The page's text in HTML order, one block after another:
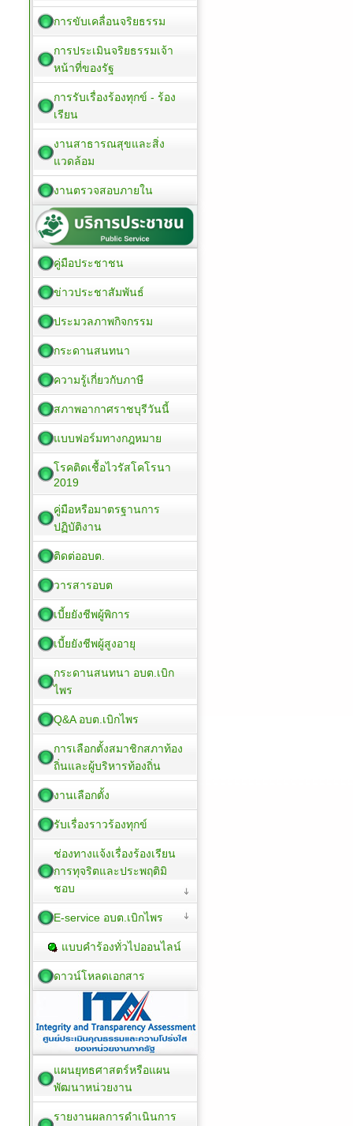
การขับเคลื่อนจริยธรรม
การประเมินจริยธรรมเจ้า
หน้าที่ของรัฐ
การรับเรื่องร้องทุกข์ - ร้อง
เรียน
งานสาธารณสุขและสิ่ง
แวดล้อม
งานตรวจสอบภายใน
คู่มือประชาชน
ข่าวประชาสัมพันธ์
ประมวลภาพกิจกรรม
กระดานสนทนา
ความรู้เกี่ยวกับภาษี
สภาพอากาศราชบุรีวันนี้
แบบฟอร์มทางกฎหมาย
โรคติดเชื้อไวรัสโคโรนา
2019
คู่มือหรือมาตรฐานการ
ปฏิบัติงาน
ติดต่ออบต.
วารสารอบต
เบี้ยยังชีพผู้พิการ
เบี้ยยังชีพผู้สูงอายุ
กระดานสนทนา อบต.เบิก
ไพร
Q&A อบต.เบิกไพร
การเลือกตั้งสมาชิกสภาท้อง
ถิ่นและผู้บริหารท้องถิ่น
งานเลือกตั้ง
รับเรื่องราวร้องทุกข์
ช่องทางแจ้งเรื่องร้องเรียน
การทุจริตและประพฤติมิ
ชอบ
E-service อบต.เบิกไพร
แบบคำร้องทั่วไปออนไลน์
ดาวน์โหลดเอกสาร
แผนยุทธศาสตร์หรือแผน
พัฒนาหน่วยงาน
รายงานผลการดำเนินการ